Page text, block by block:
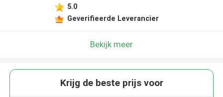
5.0
Geverifieerde Leverancier
Bekijk meer
Krijg de beste prijs voor